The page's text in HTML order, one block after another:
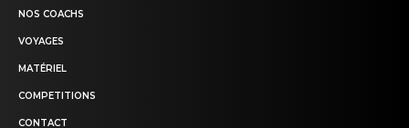
NOS COACHS
VOYAGES
MATÉRIEL
COMPETITIONS
CONTACT